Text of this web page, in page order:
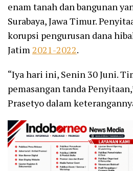
enam tanah dan bangunan
Surabaya, Jawa Timur.
korupsi pengurusan dana
Jatim2021-2022.
“Iya hari ini, Senin 30 Juni.
pemasangan tanda
Prasetyo dalam